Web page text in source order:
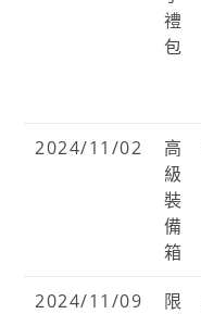
禮
包
2024/11/02
高
級
裝
備
箱
2024/11/09
限